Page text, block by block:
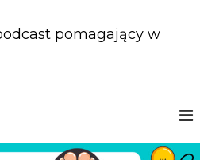
pomagający w